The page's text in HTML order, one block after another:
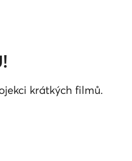
krátkých filmů.